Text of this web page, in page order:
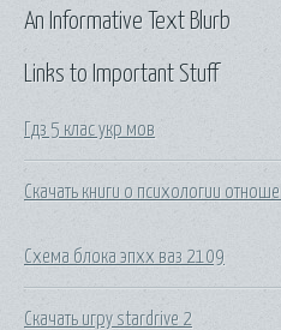
Links to Important Stuff
Гдз 5 клас укр мов
Скачать книги о психологии
Схема блока эпхх ваз 2109
Скачать игру stardrive 2
An Informative Text Blurb